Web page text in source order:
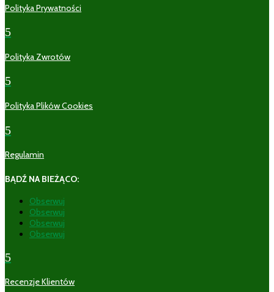
Polityka Prywatności
5
Polityka Zwrotów
5
Polityka Plików Cookies
5
Regulamin
BĄDŹ NA BIEŻĄCO:
Obserwuj
Obserwuj
Obserwuj
Obserwuj
5
Recenzje Klientów